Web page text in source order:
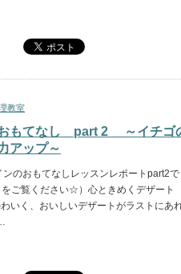
教室
おもてなし part 2 ～イチゴ
アップ～
ンのおもてなしレッスンレポートpart2で
ご覧ください☆）心ときめくデザート
いく、おいしいデザートがラストにあ